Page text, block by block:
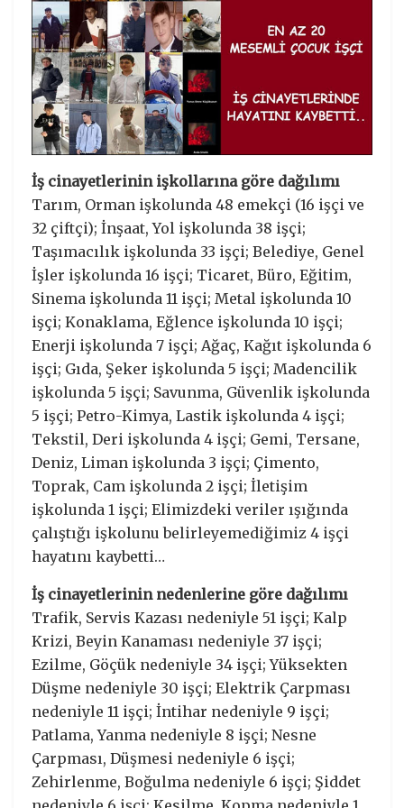
İş cinayetlerinin işkollarına göre dağılımı
Tarım, Orman işkolunda 48 emekçi (16 işçi ve
32 çiftçi); İnşaat, Yol işkolunda 38 işçi;
Taşımacılık işkolunda 33 işçi; Belediye, Genel
İşler işkolunda 16 işçi; Ticaret, Büro, Eğitim,
Sinema işkolunda 11 işçi; Metal işkolunda 10
işçi; Konaklama, Eğlence işkolunda 10 işçi;
Enerji işkolunda 7 işçi; Ağaç, Kağıt işkolunda 6
işçi; Gıda, Şeker işkolunda 5 işçi; Madencilik
işkolunda 5 işçi; Savunma, Güvenlik işkolunda
5 işçi; Petro-Kimya, Lastik işkolunda 4 işçi;
Tekstil, Deri işkolunda 4 işçi; Gemi, Tersane,
Deniz, Liman işkolunda 3 işçi; Çimento,
Toprak, Cam işkolunda 2 işçi; İletişim
işkolunda 1 işçi; Elimizdeki veriler ışığında
çalıştığı işkolunu belirleyemediğimiz 4 işçi
hayatını kaybetti…
İş cinayetlerinin nedenlerine göre dağılımı
Trafik, Servis Kazası nedeniyle 51 işçi; Kalp
Krizi, Beyin Kanaması nedeniyle 37 işçi;
Ezilme, Göçük nedeniyle 34 işçi; Yüksekten
Düşme nedeniyle 30 işçi; Elektrik Çarpması
nedeniyle 11 işçi; İntihar nedeniyle 9 işçi;
Patlama, Yanma nedeniyle 8 işçi; Nesne
Çarpması, Düşmesi nedeniyle 6 işçi;
Zehirlenme, Boğulma nedeniyle 6 işçi; Şiddet